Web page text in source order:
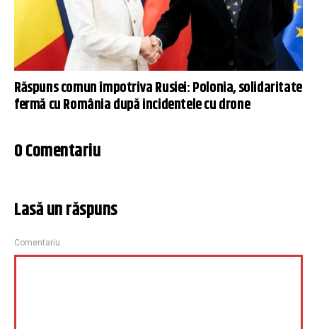
Răspuns comun împotriva Rusiei: Polonia, solidaritate
fermă cu România după incidentele cu drone
0 Comentariu
Lasă un răspuns
Comentariu